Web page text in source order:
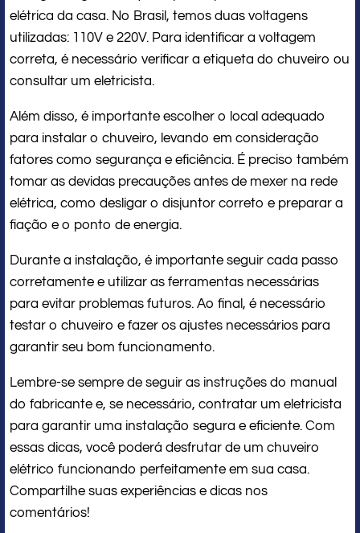
elétrica da casa. No Brasil, temos duas voltagens
utilizadas: 110V e 220V. Para identificar a voltagem
correta, é necessário verificar a etiqueta do chuveiro ou
consultar um eletricista.
Além disso, é importante escolher o local adequado
para instalar o chuveiro, levando em consideração
fatores como segurança e eficiência. É preciso também
tomar as devidas precauções antes de mexer na rede
elétrica, como desligar o disjuntor correto e preparar a
fiação e o ponto de energia.
Durante a instalação, é importante seguir cada passo
corretamente e utilizar as ferramentas necessárias
para evitar problemas futuros. Ao final, é necessário
testar o chuveiro e fazer os ajustes necessários para
garantir seu bom funcionamento.
Lembre-se sempre de seguir as instruções do manual
do fabricante e, se necessário, contratar um eletricista
para garantir uma instalação segura e eficiente. Com
essas dicas, você poderá desfrutar de um chuveiro
elétrico funcionando perfeitamente em sua casa.
Compartilhe suas experiências e dicas nos
comentários!